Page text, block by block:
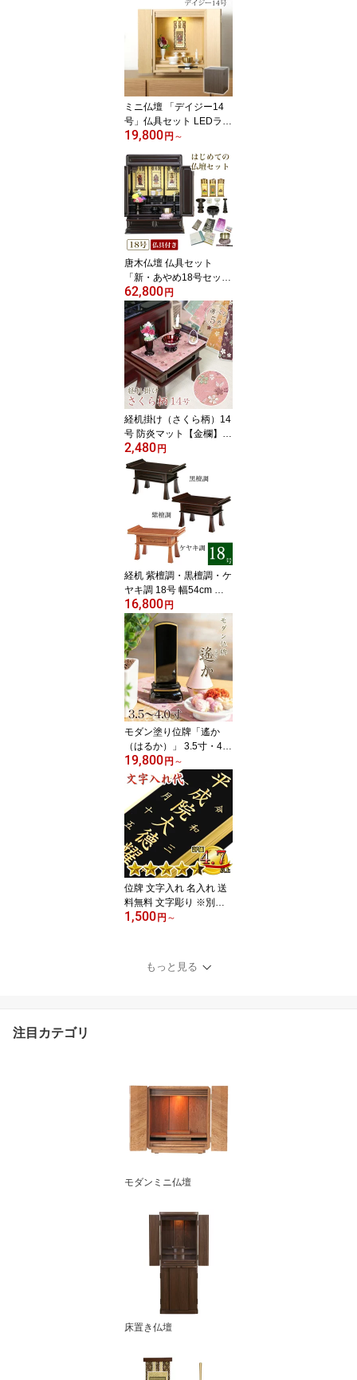
わいい
ミニ仏壇 「デイジー14
号」仏具セット LEDライ
ト ウォールナット ライ
ン ミニ 仏壇ミニ キュー
ブ おしゃれ
19,800 円 ～
唐木仏壇 仏具セット
「新・あやめ18号セッ
ト」 黒檀 or 紫檀 おしゃ
れ セット 仏壇 ミニ 小型
仏壇 お仏壇 仏具 コンパ
クト 仏壇ミニ おりん お
しゃれ コンパクト仏壇
仏壇 モダン ミニ 仏壇ミ
ニ 仏具セット付き
62,800 円
経机掛け（さくら柄）14
号 防炎マット【金欄】1
尺4寸用（縦22.5cm×横3
2.5cm）【メール便対
応】仏壇 マット 経机マ
ット 経机敷 経机敷き 仏
具 防火マット 経机マッ
ト 手元供養 敷物 台 ペッ
ト仏具 敷物
2,480 円
経机 紫檀調・黒檀調・ケ
ヤキ調 18号 幅54cm お
供え机 法事 仏壇前机 仏
壇 机 仏具 テーブル 唐木
精霊棚
16,800 円
モダン塗り位牌「遙か
（はるか）」 3.5寸・4.0
寸 本位牌 板位牌 黒塗 位
牌 文字 送料無料 仏具 仏
壇 小さい 4寸 名入れ
19,800 円 ～
位牌 文字入れ 名入れ 送
料無料 文字彫り ※別途
要位牌購入 名入れするお
1,500 円 ～
もっと見る
注目カテゴリ
モダンミニ仏壇
床置き仏壇